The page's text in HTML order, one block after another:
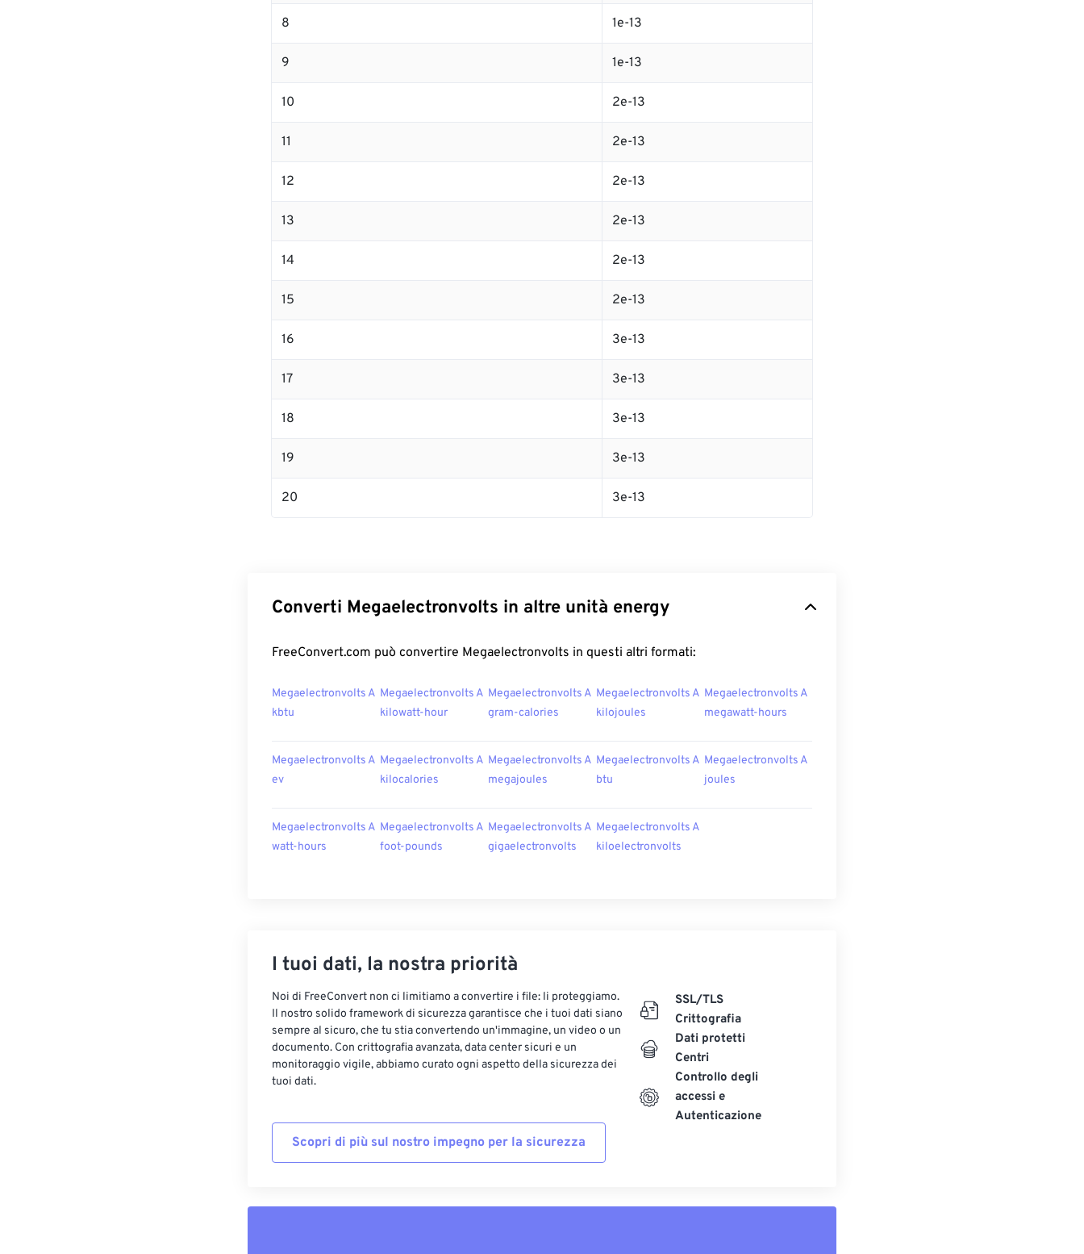
8 1e-13
9 1e-13
10 2e-13
11 2e-13
12 2e-13
13 2e-13
14 2e-13
15 2e-13
16 3e-13
17 3e-13
18 3e-13
19 3e-13
20 3e-13
Converti Megaelectronvolts in altre unità energy
FreeConvert.com può convertire Megaelectronvolts in questi altri formati:
Megaelectronvolts A
kbtu
Megaelectronvolts A
kilowatt-hour
Megaelectronvolts A
gram-calories
Megaelectronvolts A
kilojoules
Megaelectronvolts A
megawatt-hours
Megaelectronvolts A
ev
Megaelectronvolts A
kilocalories
Megaelectronvolts A
megajoules
Megaelectronvolts A
btu
Megaelectronvolts A
joules
Megaelectronvolts A
watt-hours
Megaelectronvolts A
foot-pounds
Megaelectronvolts A
gigaelectronvolts
Megaelectronvolts A
kiloelectronvolts
I tuoi dati, la nostra priorità
Noi di FreeConvert non ci limitiamo a convertire i file: li proteggiamo.
Il nostro solido framework di sicurezza garantisce che i tuoi dati siano
sempre al sicuro, che tu stia convertendo un'immagine, un video o un
documento. Con crittografia avanzata, data center sicuri e un
monitoraggio vigile, abbiamo curato ogni aspetto della sicurezza dei
tuoi dati.
Scopri di più sul nostro impegno per la sicurezza
SSL/TLS
Crittografia
Dati protetti
Centri
Controllo degli
accessi e
Autenticazione